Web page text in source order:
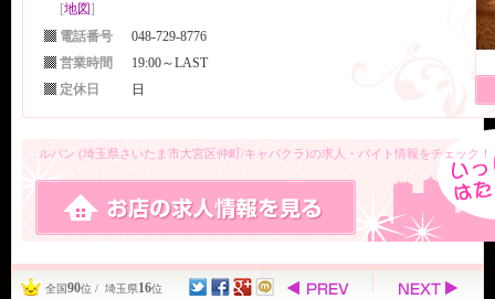
[地図]
電話番号
048-729-8776
営業時間
19:00～LAST
定休日
日
ルパン (埼玉県さいたま市大宮区仲町/キャバクラ)の求人・バイト情報をチェック！
全国90位 / 埼玉県16位